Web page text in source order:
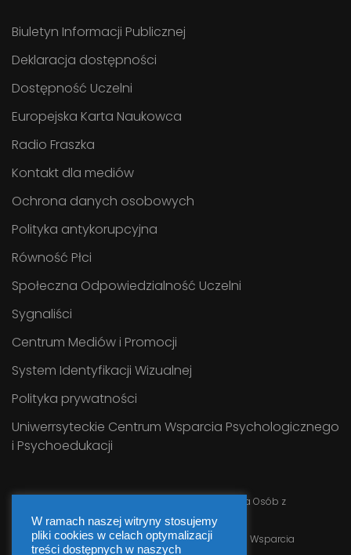
Biuletyn Informacji Publicznej
Deklaracja dostępności
Dostępność Uczelni
Europejska Karta Naukowca
Radio Fraszka
Kontakt dla mediów
Ochrona danych osobowych
Polityka antykorupcyjna
Równość Płci
Społeczna Odpowiedzialność Uczelni
Sygnaliści
Centrum Mediów i Promocji
System Identyfikacji Wizualnej
Polityka prywatności
Uniwerrsyteckie Centrum Wsparcia Psychologicznego
i Psychoedukacji
Uniwersyteckie Centrum Wsparcia Osób z
Niepełnosprawnościami UJK
WebmasterInformatyk Uniwersyteckiego Centrum Wsparcia
W ramach naszej witryny stosujemy
pliki cookies w celach optymalizacji
treści dostępnych w naszych